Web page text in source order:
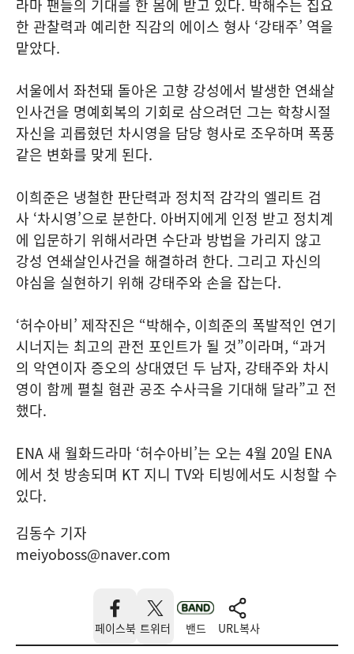
라마 팬들의 기대를 한 몸에 받고 있다. 박해수는 집요
한 관찰력과 예리한 직감의 에이스 형사 ‘강태주’ 역을
맡았다.
서울에서 좌천돼 돌아온 고향 강성에서 발생한 연쇄살
인사건을 명예회복의 기회로 삼으려던 그는 학창시절
자신을 괴롭혔던 차시영을 담당 형사로 조우하며 폭풍
같은 변화를 맞게 된다.
이희준은 냉철한 판단력과 정치적 감각의 엘리트 검
사 ‘차시영’으로 분한다. 아버지에게 인정 받고 정치계
에 입문하기 위해서라면 수단과 방법을 가리지 않고
강성 연쇄살인사건을 해결하려 한다. 그리고 자신의
야심을 실현하기 위해 강태주와 손을 잡는다.
‘허수아비’ 제작진은 “박해수, 이희준의 폭발적인 연기
시너지는 최고의 관전 포인트가 될 것”이라며, “과거
의 악연이자 증오의 상대였던 두 남자, 강태주와 차시
영이 함께 펼칠 혐관 공조 수사극을 기대해 달라”고 전
했다.
ENA 새 월화드라마 ‘허수아비’는 오는 4월 20일 ENA
에서 첫 방송되며 KT 지니 TV와 티빙에서도 시청할 수
있다.
김동수 기자
meiyoboss@naver.com
페이스북 트위터 밴드 URL복사